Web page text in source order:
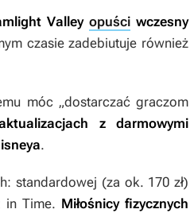
Valley opuści wczesny
czasie zadebiutuje również
móc „dostarczać graczom
z darmowymi
.
standardowej (za ok. 170 zł)
in Time. Miłośnicy fizycznych